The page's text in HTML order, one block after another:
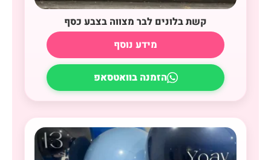
קשת בלונים לבר מצווה בצבע כסף
מידע נוסף
הזמנה בוואטסאפ